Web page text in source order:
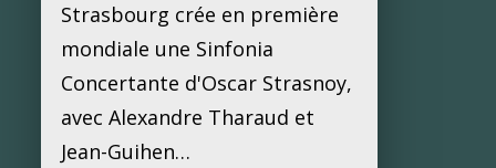
Strasbourg crée en première
mondiale une Sinfonia
Concertante d'Oscar Strasnoy,
avec Alexandre Tharaud et
Jean-Guihen…